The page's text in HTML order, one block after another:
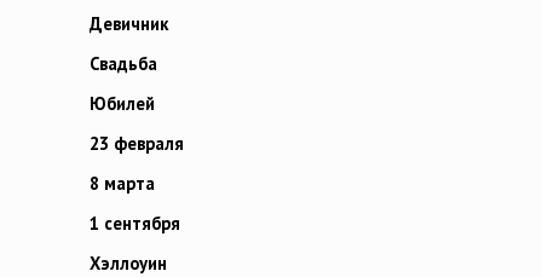
Девичник
Свадьба
Юбилей
23 февраля
8 марта
1 сентября
Хэллоуин